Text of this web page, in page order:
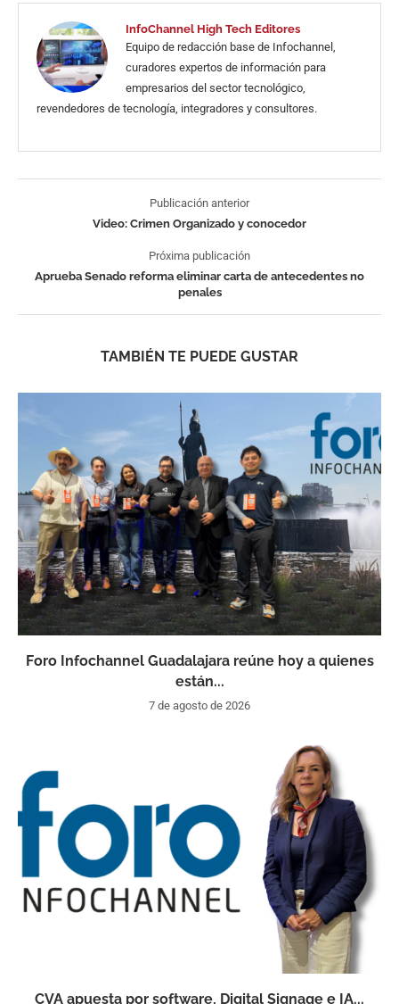
InfoChannel High Tech Editores
Equipo de redacción base de Infochannel,
curadores expertos de información para
empresarios del sector tecnológico,
revendedores de tecnología, integradores y consultores.
Publicación anterior
Video: Crimen Organizado y conocedor
Próxima publicación
Aprueba Senado reforma eliminar carta de antecedentes no
penales
TAMBIÉN TE PUEDE GUSTAR
Foro Infochannel Guadalajara reúne hoy a quienes
están...
7 de agosto de 2026
CVA apuesta por software, Digital Signage e IA...